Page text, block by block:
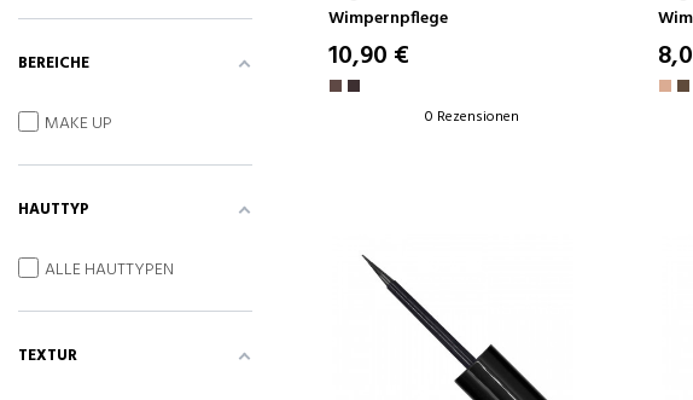
Wimpernpflege
10,90 €
0 Rezensionen
BEREICHE
MAKE UP
HAUTTYP
ALLE HAUTTYPEN
TEXTUR